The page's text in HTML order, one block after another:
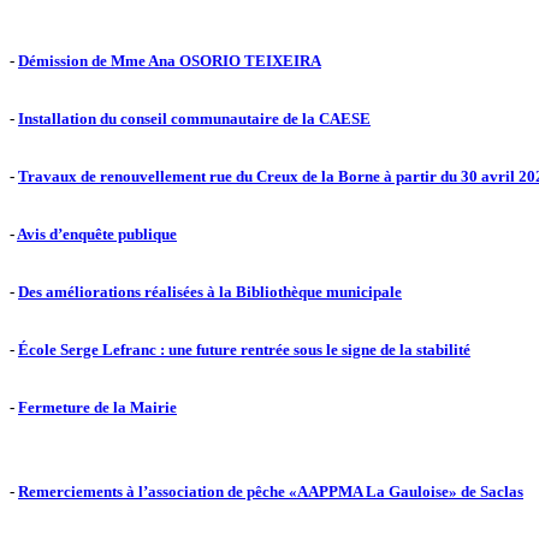
- Démission de Mme Ana OSORIO TEIXEIRA
- Installation du conseil communautaire de la CAESE
- Travaux de renouvellement rue du Creux de la Borne à partir du 30 avril
- Avis d’enquête publique
- Des améliorations réalisées à la Bibliothèque municipale
- École Serge Lefranc : une future rentrée sous le signe de la stabilité
- Fermeture de la Mairie
- Remerciements à l’association de pêche «AAPPMA La Gauloise» de Saclas